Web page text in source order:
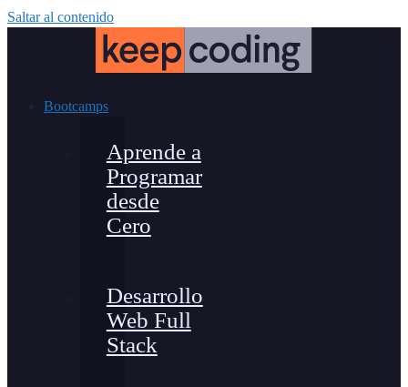
Saltar al contenido
Bootcamps
Aprende a
Programar
desde
Cero
Desarrollo
Web Full
Stack